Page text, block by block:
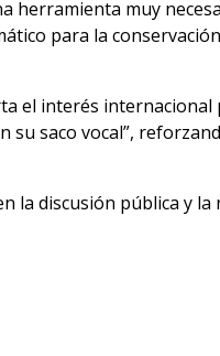
herramienta muy
para la
el interés internacional
su saco vocal”,
la discusión pública y la